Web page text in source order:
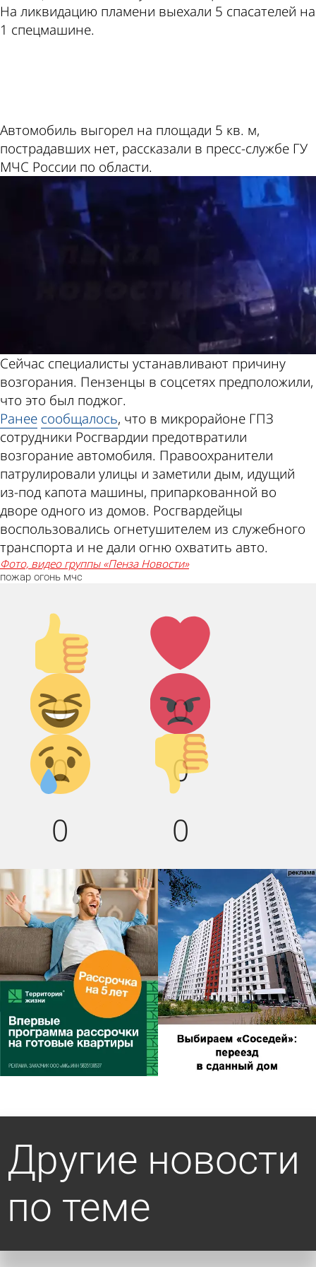
На ликвидацию пламени выехали 5 спасателей на
1 спецмашине.
Автомобиль выгорел на площади 5 кв. м,
пострадавших нет, рассказали в пресс-службе ГУ
МЧС России по области.
Сейчас специалисты устанавливают причину
возгорания. Пензенцы в соцсетях предположили,
что это был поджог.
Ранее сообщалось, что в микрорайоне ГПЗ
сотрудники Росгвардии предотвратили
возгорание автомобиля. Правоохранители
патрулировали улицы и заметили дым, идущий
из-под капота машины, припаркованной во
дворе одного из домов. Росгвардейцы
воспользовались огнетушителем из служебного
транспорта и не дали огню охватить авто.
фото, видео группы «Пенза Новости»
пожар огонь мчс
Палец
вверх!
0
Лайк!
0
Дикий
смех!
0
Агрессия!
0
Грусть :(
0
Палец
вниз!
0
Другие новости
по теме